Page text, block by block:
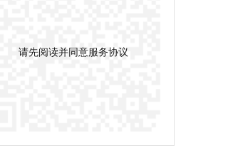
请先阅读并同意服务协议